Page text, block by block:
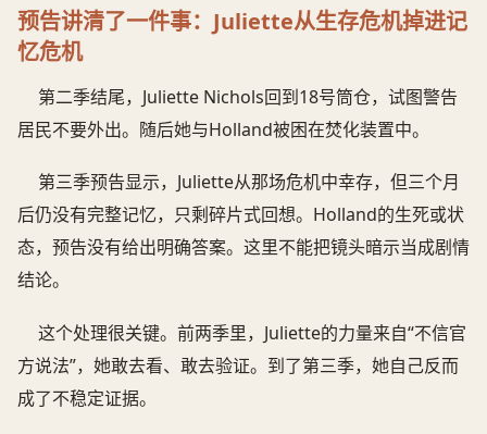
预告讲清了一件事：Juliette从生存危机掉进记
忆危机
第二季结尾，Juliette Nichols回到18号筒仓，试图警告
居民不要外出。随后她与Holland被困在焚化装置中。
第三季预告显示，Juliette从那场危机中幸存，但三个月
后仍没有完整记忆，只剩碎片式回想。Holland的生死或状
态，预告没有给出明确答案。这里不能把镜头暗示当成剧情
结论。
这个处理很关键。前两季里，Juliette的力量来自“不信官
方说法”，她敢去看、敢去验证。到了第三季，她自己反而
成了不稳定证据。